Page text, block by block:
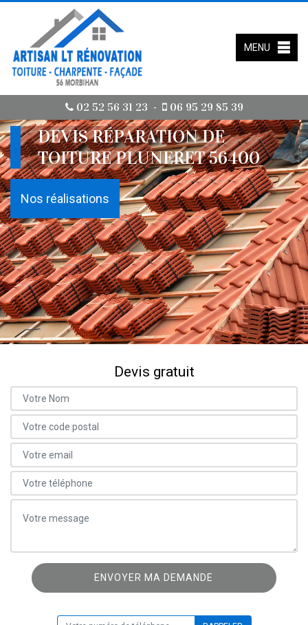
02 52 56 31 23 - 06 95 29 85 39
MENU
DEVIS RÉPARATION DE
TOITURE PLUNERET 56400
Nos réalisations
Devis gratuit